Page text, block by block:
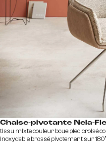
Chaise-pivotante Nela-
tissu mixte couleur boue pied croisé
inoxydable brossé pivotement sur 180°